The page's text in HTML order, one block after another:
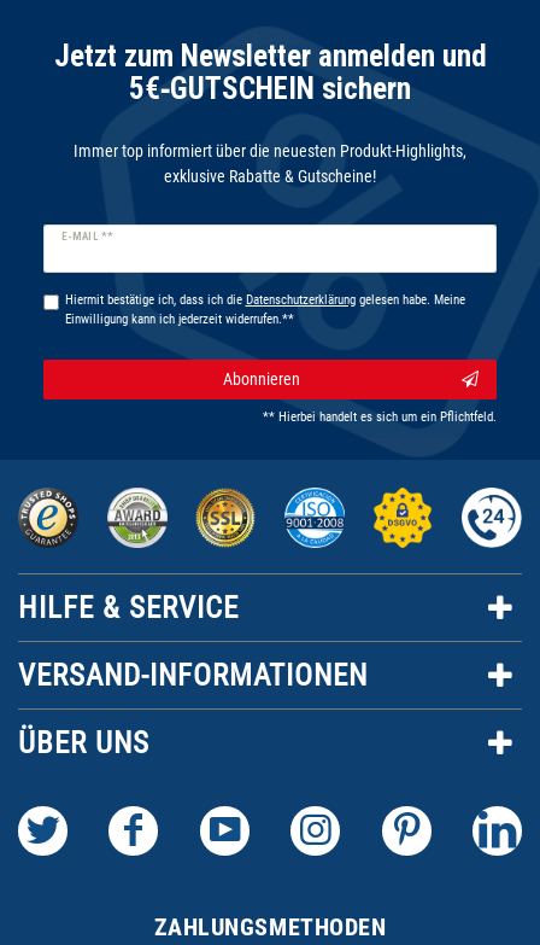
Jetzt zum Newsletter anmelden und
5€‑GUTSCHEIN sichern
Immer top informiert über die neuesten Produkt-Highlights,
exklusive Rabatte & Gutscheine!
E-MAIL **
Newsletter
Hiermit bestätige ich, dass ich die Daten­schutz­erklärunggelesen habe. Meine
Einwilligung kann ich jederzeit widerrufen.**
Abonnieren
** Hierbei handelt es sich um ein Pflichtfeld.
HILFE & SERVICE
VERSAND-INFORMATIONEN
ÜBER UNS
ZAHLUNGSMETHODEN